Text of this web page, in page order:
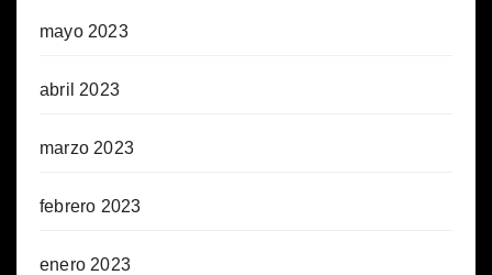
mayo 2023
abril 2023
marzo 2023
febrero 2023
enero 2023